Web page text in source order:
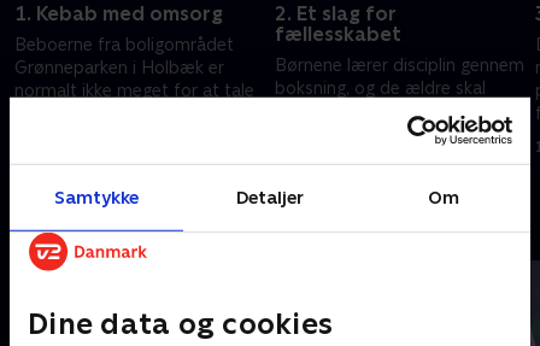
Samtykke Detaljer Om
Dine data og cookies
1. Kebab med omsorg
Beboerne fra boligområdet
Grønneparken i Holbæk er
normalt ikke meget for at tale
2. Et slag for
fællesskabet
Børnene lærer disciplin gennem
boksning, og de ældre skal
Grønneparken. Alle sejl bliver
12. december 2024 • 18 min
Andre så også